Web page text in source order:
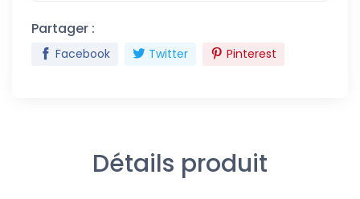
Partager :
Facebook Twitter Pinterest
Détails produit